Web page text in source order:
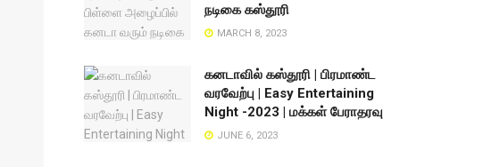
நடிகை கஸ்தூரி
MARCH 8, 2023
கனடாவில் கஸ்தூரி | பிரமாண்ட
வரவேற்பு | Easy Entertaining
Night -2023 | மக்கள் பேராதரவு
JUNE 6, 2023